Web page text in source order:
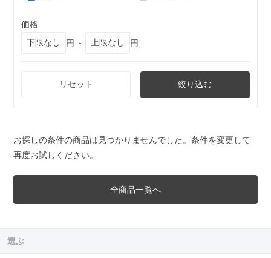
価格
円 ～
円
リセット 絞り込む
お探しの条件の商品は見つかりませんでした。条件を変更して
再度お試しください。
全商品一覧へ
選ぶ